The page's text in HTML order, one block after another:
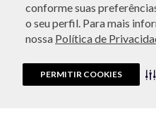
conforme suas
o seu perfil. Para mais
nossa Política de
PERMITIR COOKIES
© Copyright 2026 - Todos os
disponibilidade de
Em caso de
Horário de Atendimento:das 8h